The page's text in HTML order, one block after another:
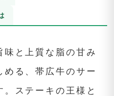
と上質な脂の甘み
める、帯広牛のサー
ステーキの王様と